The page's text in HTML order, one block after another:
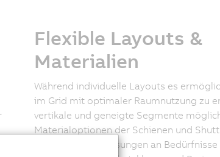
Flexible Layouts &
Materialien
Während individuelle Layouts es
im Grid mit optimaler Raumnutzung zu
vertikale und geneigte Segmente
Materialoptionen der Schienen und
individuelle Anpassungen an